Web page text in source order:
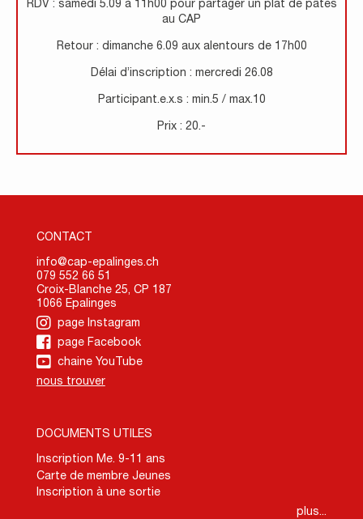
RDV : samedi 5.09 à 11h00 pour partager un plat de pâtes
au CAP
Retour : dimanche 6.09 aux alentours de 17h00
Délai d’inscription : mercredi 26.08
Participant.e.x.s : min.5 / max.10
Prix : 20.-
CONTACT
info@cap-epalinges.ch
079 552 66 51
Croix-Blanche 25, CP 187
1066 Epalinges
page Instagram
page Facebook
chaine YouTube
nous trouver
DOCUMENTS UTILES
Inscription Me. 9-11 ans
Carte de membre Jeunes
Inscription à une sortie
plus...